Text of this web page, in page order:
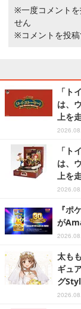
※一度コメントを
せん
※コメントを投
「ト
は、
上を
「ト
は、
上を
『ポ
が
太も
ギュ
グ